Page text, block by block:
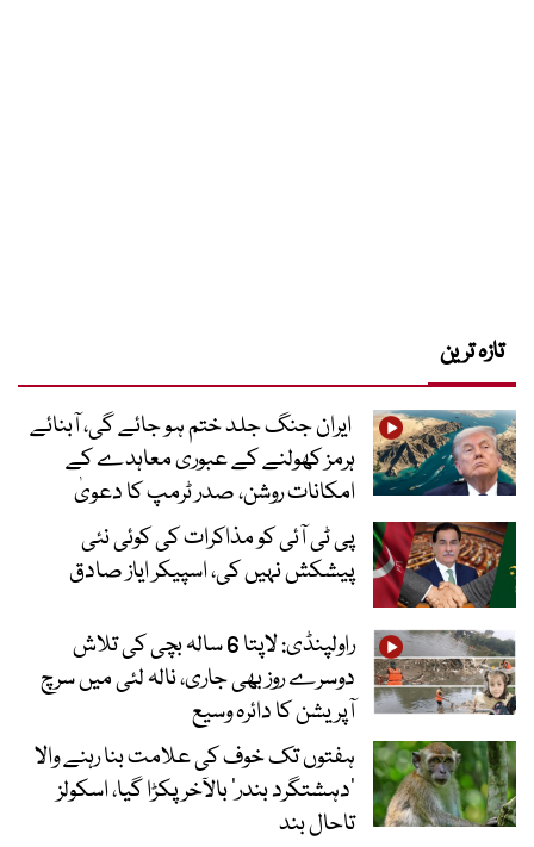
تازہ ترین
ایران جنگ جلد ختم ہو جائے گی، آبنائے
ہرمز کھولنے کے عبوری معاہدے کے
امکانات روشن، صدر ٹرمپ کا دعویٰ
پی ٹی آئی کو مذاکرات کی کوئی نئی
پیشکش نہیں کی، اسپیکر ایاز صادق
راولپنڈی: لاپتا 6 سالہ بچی کی تلاش
دوسرے روز بھی جاری، نالہ لئی میں سرچ
آپریشن کا دائرہ وسیع
ہفتوں تک خوف کی علامت بنا رہنے والا
‘دہشتگرد بندر’ بالآخر پکڑا گیا، اسکولز
تاحال بند